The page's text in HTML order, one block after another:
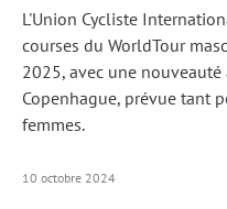
L'Union Cycliste
courses du WorldTour
2025, avec une
Copenhague, prévue tant
femmes.
10 octobre 2024